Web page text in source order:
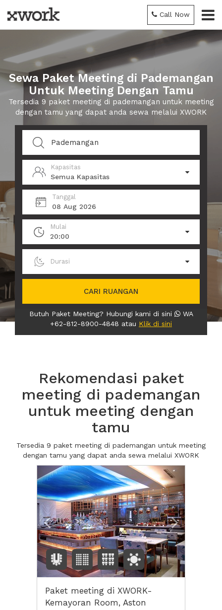
Call Now
Sewa Paket Meeting di Pademangan
Untuk Meeting Dengan Tamu
Tersedia 9 paket meeting di pademangan untuk meeting
dengan tamu yang dapat anda sewa melalui XWORK
Kapasitas
Semua Kapasitas
Tanggal
08 Aug 2026
Mulai
20:00
Durasi
CARI RUANGAN
Butuh Paket Meeting? Hubungi kami di sini
WA
+62-812-8900-4848 atau Klik di sini
Rekomendasi paket
meeting di pademangan
untuk meeting dengan
tamu
Tersedia 9 paket meeting di pademangan untuk meeting
dengan tamu yang dapat anda sewa melalui XWORK
Previous Next2
Paket meeting di XWORK-
Kemayoran Room, Aston